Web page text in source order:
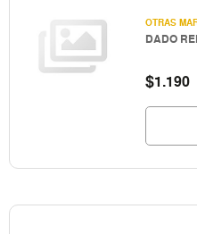
OTRAS
DADO
$1.190